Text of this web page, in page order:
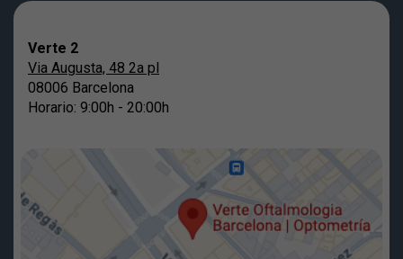
Verte 2
Via Augusta, 48 2a pl
08006 Barcelona
Horario: 9:00h - 20:00h